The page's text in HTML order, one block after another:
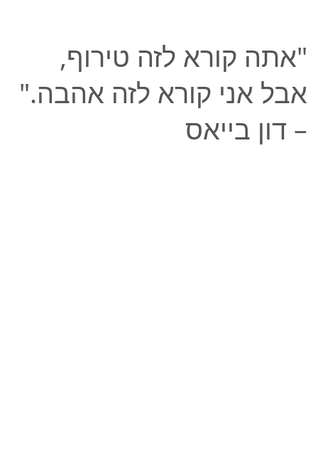
"אתה קורא לזה טירוף,
אבל אני קורא לזה אהבה."
– דון בייאס